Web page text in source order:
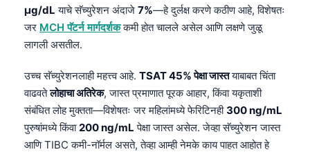
µg/dL याचे सॅच्युरेशन अंदाजे 7%—हे दुर्लक्ष करणे कठीण आहे, विशेषतः
जर MCH पॅटर्न मार्गदर्शककमी होत चालले असेल आणि लक्षणे जुळू
लागली असतील.
उच्च सॅच्युरेशनलाही महत्त्व आहे. TSAT 45% पेक्षा जास्तयाबाबत चिंता
वाढवतेलोहाचा अतिरेक, जास्त प्रमाणात पूरक आहार, किंवा यकृताशी
संबंधित लोह मुक्तता—विशेषतः जर महिलांमध्ये फेरिटिनही 300 ng/mL
पुरुषांमध्ये किंवा 200 ng/mL पेक्षा जास्त असेल. जेव्हा सॅच्युरेशन जास्त
आणि TIBC कमी-नॉर्मल असते, तेव्हा आम्ही नेमके काय पाहत आहोत हे